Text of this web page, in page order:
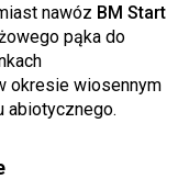
nawóz BM Start
pąka do
okresie wiosennym
abiotycznego.